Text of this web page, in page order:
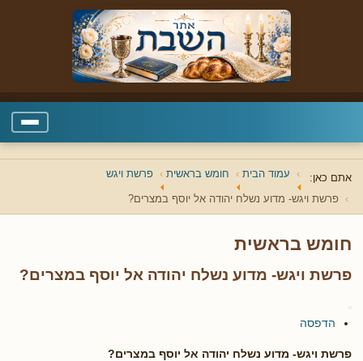
אתם כאן: עמוד הבית חומש בראשית פרשת ויגש
פרשת ויגש- מדוע נשלח יהודה אל יוסף במצרים?
חומש בראשית
פרשת ויגש- מדוע נשלח יהודה אל יוסף במצרים?
הדפסה
פרשת ויגש- מדוע נשלח יהודה אל יוסף במצרים?